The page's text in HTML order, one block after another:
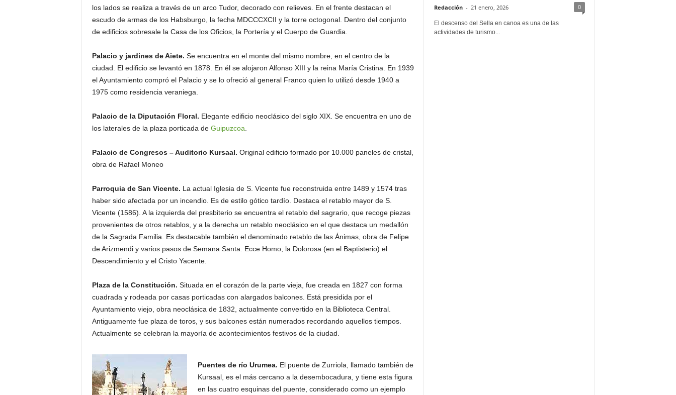
los lados se realiza a través de un arco Tudor, decorado con relieves. En el frente destacan el
escudo de armas de los Habsburgo, la fecha MDCCCXCII y la torre octogonal. Dentro del conjunto
de edificios sobresale la Casa de los Oficios, la Portería y el Cuerpo de Guardia.
Palacio y jardines de Aiete. Se encuentra en el monte del mismo nombre, en el centro de la
ciudad. El edificio se levantó en 1878. En él se alojaron Alfonso XIII y la reina María Cristina. En 1939
el Ayuntamiento compró el Palacio y se lo ofreció al general Franco quien lo utilizó desde 1940 a
1975 como residencia veraniega.
Palacio de la Diputación Floral. Elegante edificio neoclásico del siglo XIX. Se encuentra en uno de
los laterales de la plaza porticada de Guipuzcoa
Palacio de Congresos – Auditorio Kursaal. Original edificio formado por 10.000 paneles de cristal,
obra de Rafael Moneo
Parroquia de San Vicente. La actual Iglesia de S. Vicente fue reconstruida entre 1489 y 1574 tras
haber sido afectada por un incendio. Es de estilo gótico tardío. Destaca el retablo mayor de S.
Vicente (1586). A la izquierda del presbiterio se encuentra el retablo del sagrario, que recoge piezas
provenientes de otros retablos, y a la derecha un retablo neoclásico en el que destaca un medallón
de la Sagrada Familia. Es destacable también el denominado retablo de las Ánimas, obra de Felipe
de Arizmendi y varios pasos de Semana Santa: Ecce Homo, la Dolorosa (en el Baptisterio) el
Descendimiento y el Cristo Yacente.
Plaza de la Constitución. Situada en el corazón de la parte vieja, fue creada en 1827 con forma
cuadrada y rodeada por casas porticadas con alargados balcones. Está presidida por el
Ayuntamiento viejo, obra neoclásica de 1832, actualmente convertido en la Biblioteca Central.
Antiguamente fue plaza de toros, y sus balcones están numerados recordando aquellos tiempos.
Actualmente se celebran la mayoría de acontecimientos festivos de la ciudad.
Puentes de río Urumea. El puente de Zurriola, llamado también de
Kursaal, es el más cercano a la desembocadura, y tiene esta figura
en las cuatro esquinas del puente, considerado como un ejemplo
Redacción - 21 enero, 2026 0
El descenso del Sella en canoa es una de las
actividades de turismo...